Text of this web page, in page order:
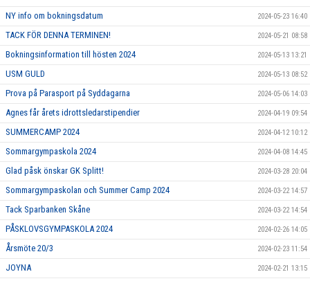
NY info om bokningsdatum 2024-05-23 16:40
TACK FÖR DENNA TERMINEN! 2024-05-21 08:58
Bokningsinformation till hösten 2024 2024-05-13 13:21
USM GULD 2024-05-13 08:52
Prova på Parasport på Syddagarna 2024-05-06 14:03
Agnes får årets idrottsledarstipendier 2024-04-19 09:54
SUMMERCAMP 2024 2024-04-12 10:12
Sommargympaskola 2024 2024-04-08 14:45
Glad påsk önskar GK Splitt! 2024-03-28 20:04
Sommargympaskolan och Summer Camp 2024 2024-03-22 14:57
Tack Sparbanken Skåne 2024-03-22 14:54
PÅSKLOVSGYMPASKOLA 2024 2024-02-26 14:05
Årsmöte 20/3 2024-02-23 11:54
JOYNA 2024-02-21 13:15